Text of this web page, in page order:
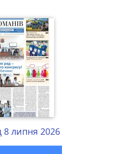
8 липня 2026